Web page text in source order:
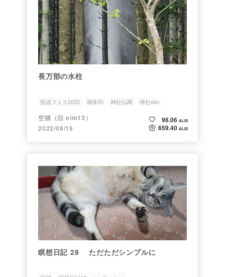
長万部の水柱
怪談フェス2022 御朱印 神社仏閣 神社elm
空猫（旧 elm13）
2022/08/15
96.06 ALIS
659.40 ALIS
瞑想日記 28 ただただシンプルに